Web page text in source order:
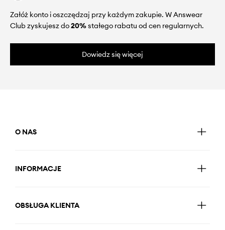
Załóż konto i oszczędzaj przy każdym zakupie. W Answear
Club zyskujesz do20%stałego rabatu od cen regularnych.
Dowiedz się więcej
O NAS
INFORMACJE
OBSŁUGA KLIENTA